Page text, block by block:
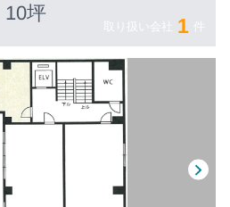
坪
取り扱い会社 1 件